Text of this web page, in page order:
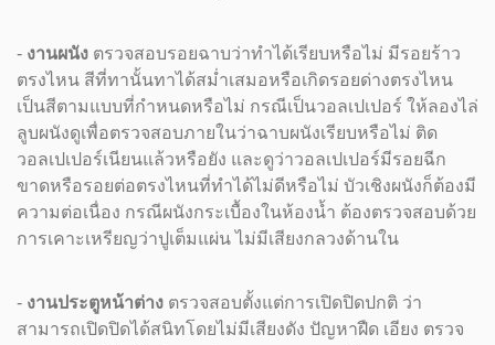
- งานผนัง ตรวจสอบรอยฉาบว่าทำได้เรียบหรือไม่ มีรอยร้าว
ตรงไหน สีที่ทานั้นทาได้สม่ำเสมอหรือเกิดรอยด่างตรงไหน
เป็นสีตามแบบที่กำหนดหรือไม่ กรณีเป็นวอลเปเปอร์ ให้ลองไล่
ลูบผนังดูเพื่อตรวจสอบภายในว่าฉาบผนังเรียบหรือไม่ ติด
วอลเปเปอร์เนียนแล้วหรือยัง และดูว่าวอลเปเปอร์มีรอยฉีก
ขาดหรือรอยต่อตรงไหนที่ทำได้ไม่ดีหรือไม่ บัวเชิงผนังก็ต้องมี
ความต่อเนื่อง กรณีผนังกระเบื้องในห้องน้ำ ต้องตรวจสอบด้วย
การเคาะเหรียญว่าปูเต็มแผ่น ไม่มีเสียงกลวงด้านใน
- งานประตูหน้าต่าง ตรวจสอบตั้งแต่การเปิดปิดปกติ ว่า
สามารถเปิดปิดได้สนิทโดยไม่มีเสียงดัง ปัญหาฝืด เอียง ตรวจ